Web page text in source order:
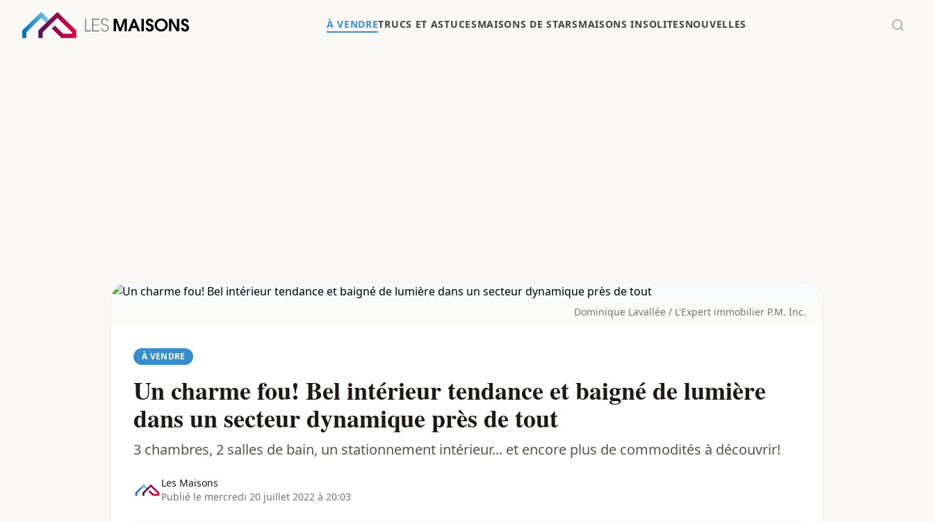
À VENDRETRUCS ET ASTUCESMAISONS DE STARSMAISONS INSOLITESNOUVELLES
Dominique Lavallée / L'Expert immobilier P.M. Inc.
À VENDRE
Un charme fou! Bel intérieur tendance et baigné de lumière
dans un secteur dynamique près de tout
3 chambres, 2 salles de bain, un stationnement intérieur... et encore plus de commodités à découvrir!
Les Maisons
Publié le mercredi 20 juillet 2022 à 20:03